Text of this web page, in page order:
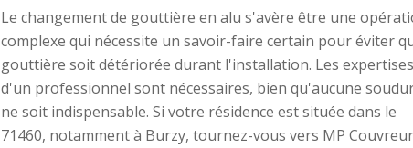
Le changement de gouttière en alu s'avère être une
complexe qui nécessite un savoir-faire certain pour éviter
gouttière soit détériorée durant l'installation. Les expertises
d'un professionnel sont nécessaires, bien qu'aucune
ne soit indispensable. Si votre résidence est située dans le
71460, notamment à Burzy, tournez-vous vers MP